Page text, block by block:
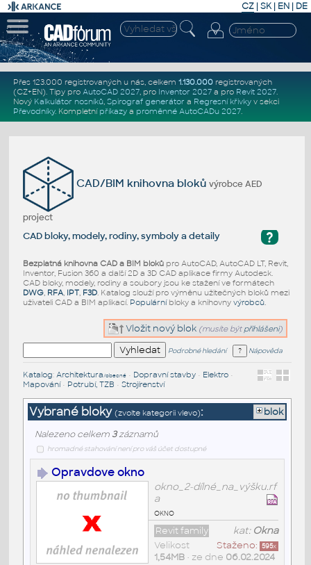
CZ | SK| EN | DE
Přes 123.000 registrovaných u nás, celkem 1.130.000registrovaných
(CZ+EN). Tipy pro AutoCAD 2027, pro Inventor 2027a pro Revit 2027.
Nový Kalkulátor nosníků, Spirograf generátor a Regresní křivkyv sekci
Převodníky. Kompletní příkazya proměnné AutoCADu 2027.
CAD/BIM knihovna blokůvýrobce AED
project
?
CAD bloky, modely, rodiny, symboly a detaily
Bezplatná knihovna CAD a BIM blokůpro AutoCAD, AutoCAD LT, Revit,
Inventor, Fusion 360 a další 2D a 3D CAD aplikace firmy Autodesk.
CAD bloky, modely, rodiny a soubory jsou ke stažení ve formátech
DWG, RFA, IPT, F3D. Katalog slouží pro výměnu užitečných bloků mezi
uživateli CAD a BIM aplikací. Populárníbloky a knihovny výrobců.
Vložit nový blok (musíte být přihlášeni)
Podrobné hledání Nápověda
Katalog: Architektura/obecné• Dopravní stavby• Elektro•
Mapování• Potrubí, TZB • Strojírenství
Vybrané bloky (zvolte kategorii vlevo): blok
Nalezeno celkem 3záznamů
hromadné stahování není pro váš účet dostupné
Opravdove okno
okno_2-dílné_na_výšku.rf
a
okno
kat: Okna
Revit family
Staženo: 595x
Velikost
1,54MB• ze dne 06.02.2024